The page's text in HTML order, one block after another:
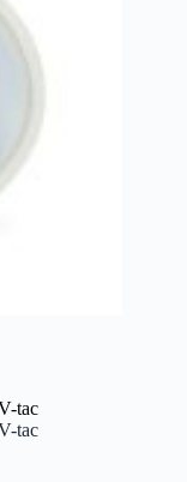
tac
tac